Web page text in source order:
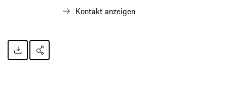
Kontakt anzeigen